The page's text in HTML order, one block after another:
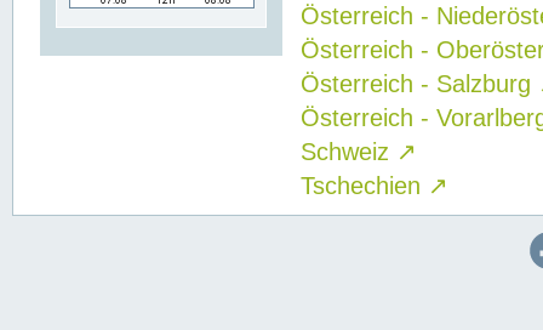
Österreich -
Österreich -
Österreich - Salzburg
Österreich -
Schweiz ↗
Tschechien ↗